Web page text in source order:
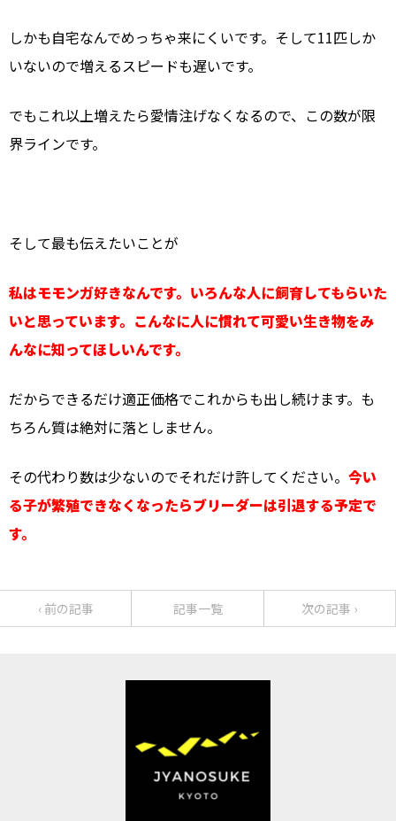
しかも自宅なんでめっちゃ来にくいです。そして11匹しか
いないので増えるスピードも遅いです。
でもこれ以上増えたら愛情注げなくなるので、この数が限
界ラインです。
そして最も伝えたいことが
私はモモンガ好きなんです。いろんな人に飼育してもらいた
いと思っています。こんなに人に慣れて可愛い生き物をみ
んなに知ってほしいんです。
だからできるだけ適正価格でこれからも出し続けます。も
ちろん質は絶対に落としません。
その代わり数は少ないのでそれだけ許してください。 今い
る子が繁殖できなくなったらブリーダーは引退する予定で
す。
‹ 前の記事 記事一覧 次の記事 ›